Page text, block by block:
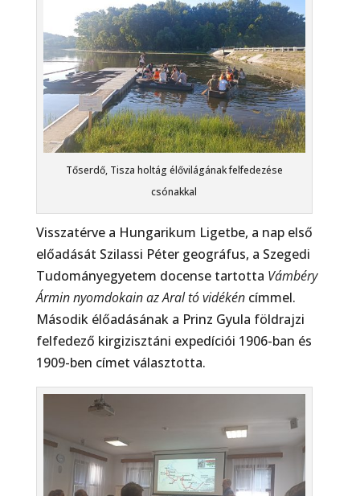
Tőserdő, Tisza holtág élővilágának felfedezése
csónakkal
Visszatérve a Hungarikum Ligetbe, a nap első
előadását Szilassi Péter geográfus, a Szegedi
Tudományegyetem docense tartotta Vámbéry
Ármin nyomdokain az Aral tó vidékéncímmel.
Második élőadásának a Prinz Gyula földrajzi
felfedező kirgizisztáni expedíciói 1906-ban és
1909-ben címet választotta.